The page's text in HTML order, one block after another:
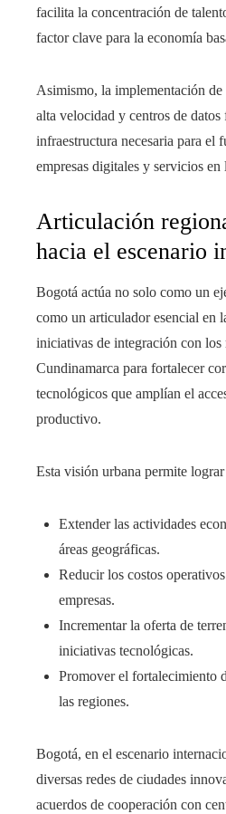
facilita la concentración de
factor clave para la economía
Asimismo, la implementación
alta velocidad y centros de datos
infraestructura necesaria para el
empresas digitales y servicios en
Articulación
hacia el escenario
Bogotá actúa no solo como un
como un articulador esencial en
iniciativas de integración con los
Cundinamarca para fortalecer
tecnológicos que amplían el
productivo.
Esta visión urbana permite
Extender las actividades
áreas geográficas.
Reducir los costos
empresas.
Incrementar la oferta de
iniciativas tecnológicas.
Promover el fortalecimiento
las regiones.
Bogotá, en el escenario
diversas redes de ciudades
acuerdos de cooperación con